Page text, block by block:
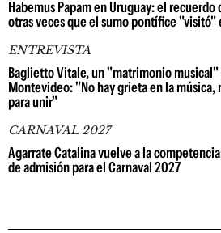
Habemus Papam en Uruguay: el recuerdo
otras veces que el sumo pontífice "visitó"
ENTREVISTA
Baglietto Vitale, un "matrimonio musical"
Montevideo: "No hay grieta en la música,
para unir"
CARNAVAL 2027
Agarrate Catalina vuelve a la
de admisión para el Carnaval 2027